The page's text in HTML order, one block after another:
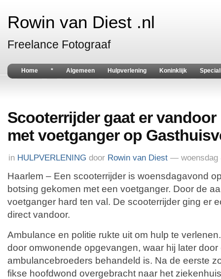
Rowin van Diest .nl
Freelance Fotograaf
Home * Algemeen Hulpverlening Koninklijk
Scooterrijder gaat er
met voetganger op
in HULPVERLENING door Rowin van Diest — woensdag
Haarlem – Een scooterrijder is woensdagavond
botsing gekomen met een voetganger. Door de
voetganger hard ten val. De scooterrijder ging er
direct vandoor.
Ambulance en politie rukte uit om hulp te
door omwonende opgevangen, waar hij later door
ambulancebroeders behandeld is. Na de eerste
fikse hoofdwond overgebracht naar het